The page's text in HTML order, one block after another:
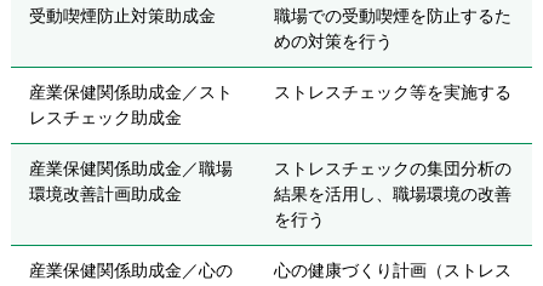
受動喫煙防止対策助成金
職場での受動喫煙を防止するた
めの対策を行う
産業保健関係助成金／スト
レスチェック助成金
ストレスチェック等を実施する
産業保健関係助成金／職場
環境改善計画助成金
ストレスチェックの集団分析の
結果を活用し、職場環境の改善
を行う
産業保健関係助成金／心の
心の健康づくり計画（ストレス